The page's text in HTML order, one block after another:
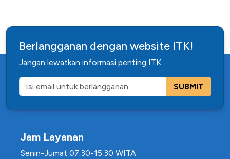
Berlangganan dengan website ITK!
Jangan lewatkan informasi penting ITK
SUBMIT
Jam Layanan
Senin-Jumat 07.30-15.30 WITA